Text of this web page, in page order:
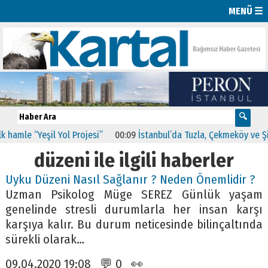
MENÜ ☰
“Yeşil Yol Projesi” 00:09 İstanbul’da Tuzla, Çekmeköy ve
düzeni ile ilgili haberler
Uyku Düzeni Nasıl Sağlanır ? Neden Önemlidir ?
Uzman Psikolog Müge SEREZ Günlük yaşam
genelinde stresli durumlarla her insan karşı
karşıya kalır. Bu durum neticesinde bilinçaltında
sürekli olarak…
09.04.2020 19:08 💬 0 👀